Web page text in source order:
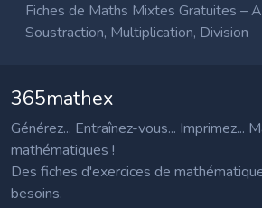
Fiches de Maths Mixtes Gratuites –
Soustraction, Multiplication, Division
365mathex
Générez... Entraînez-vous... Imprimez...
mathématiques !
Des fiches d'exercices de
besoins.